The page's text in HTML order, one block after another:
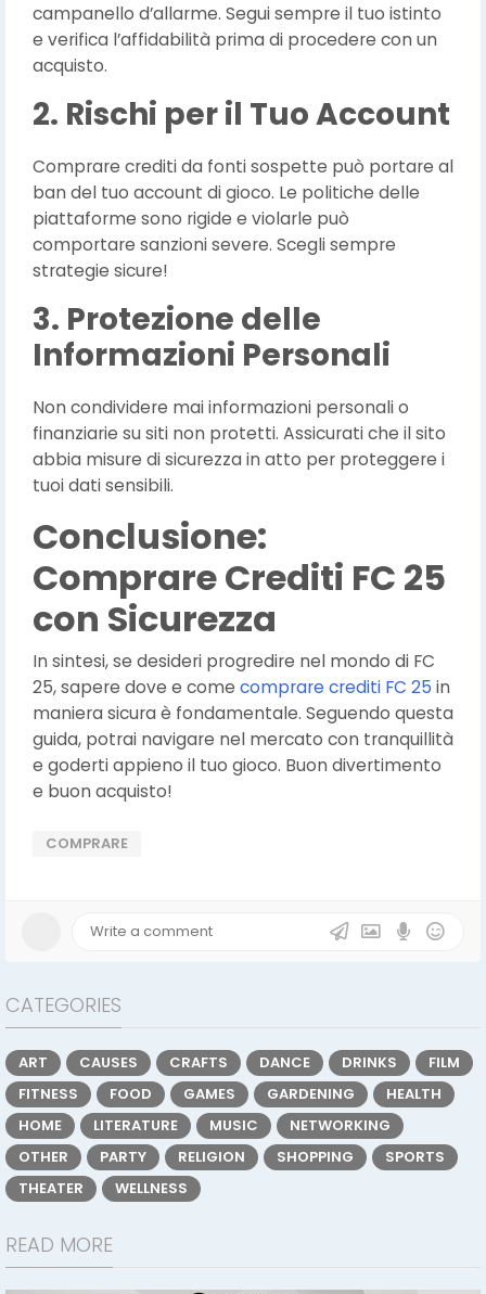
campanello d’allarme. Segui sempre il tuo istinto
e verifica l’affidabilità prima di procedere con un
acquisto.
2. Rischi per il Tuo Account
Comprare crediti da fonti sospette può portare al
ban del tuo account di gioco. Le politiche delle
piattaforme sono rigide e violarle può
comportare sanzioni severe. Scegli sempre
strategie sicure!
3. Protezione delle
Informazioni Personali
Non condividere mai informazioni personali o
finanziarie su siti non protetti. Assicurati che il sito
abbia misure di sicurezza in atto per proteggere i
tuoi dati sensibili.
Conclusione:
Comprare Crediti FC 25
con Sicurezza
In sintesi, se desideri progredire nel mondo di FC
25, sapere dove e come comprare crediti FC 25 in
maniera sicura è fondamentale. Seguendo questa
guida, potrai navigare nel mercato con tranquillità
e goderti appieno il tuo gioco. Buon divertimento
e buon acquisto!
COMPRARE
CATEGORIES
ART CAUSES CRAFTS DANCE DRINKS
FILM
FITNESS
FOOD GAMES GARDENING
HEALTH
HOME
LITERATURE MUSIC
NETWORKING
OTHER
PARTY RELIGION SHOPPING
SPORTS
THEATER
WELLNESS
READ MORE